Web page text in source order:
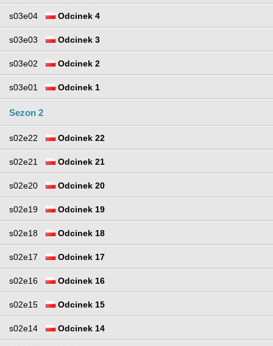
s03e04 Odcinek 4
s03e03 Odcinek 3
s03e02 Odcinek 2
s03e01 Odcinek 1
Sezon 2
s02e22 Odcinek 22
s02e21 Odcinek 21
s02e20 Odcinek 20
s02e19 Odcinek 19
s02e18 Odcinek 18
s02e17 Odcinek 17
s02e16 Odcinek 16
s02e15 Odcinek 15
s02e14 Odcinek 14